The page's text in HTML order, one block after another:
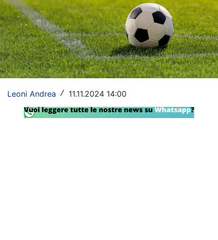
Champions League
Europa League
Altri Sport
Tennis
Leoni Andrea / 11.11.2024 14:00